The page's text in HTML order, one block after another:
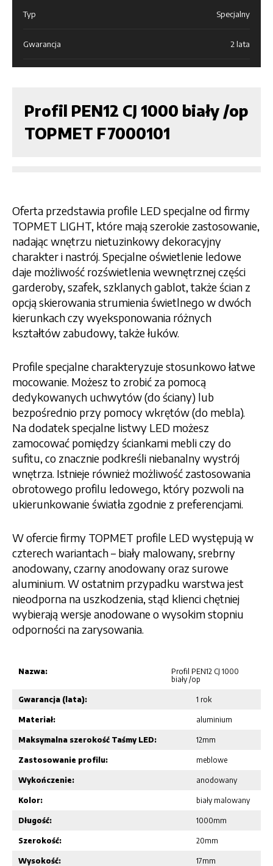
Typ Specjalny
Gwarancja 2 lata
Profil PEN12 CJ 1000 biały /op
TOPMET F7000101
Oferta przedstawia profile LED specjalne od firmy
TOPMET LIGHT, które mają szerokie zastosowanie,
nadając wnętrzu nietuzinkowy dekoracyjny
charakter i nastrój. Specjalne oświetlenie ledowe
daje możliwość rozświetlenia wewnętrznej części
garderoby, szafek, szklanych gablot, także ścian z
opcją skierowania strumienia świetlnego w dwóch
kierunkach czy wyeksponowania różnych
kształtów zabudowy, także łuków.
Profile specjalne charakteryzuje stosunkowo łatwe
mocowanie. Możesz to zrobić za pomocą
dedykowanych uchwytów (do ściany) lub
bezpośrednio przy pomocy wkrętów (do mebla).
Na dodatek specjalne listwy LED możesz
zamocować pomiędzy ściankami mebli czy do
sufitu, co znacznie podkreśli niebanalny wystrój
wnętrza. Istnieje również możliwość zastosowania
obrotowego profilu ledowego, który pozwoli na
ukierunkowanie światła zgodnie z preferencjami.
W ofercie firmy TOPMET profile LED występują w
czterech wariantach – biały malowany, srebrny
anodowany, czarny anodowany oraz surowe
aluminium. W ostatnim przypadku warstwa jest
nieodporna na uszkodzenia, stąd klienci chętniej
wybierają wersje anodowane o wysokim stopniu
odporności na zarysowania.
Nazwa:
Profil PEN12 CJ 1000
biały /op
Gwarancja (lata): 1 rok
Materiał: aluminium
Maksymalna szerokość Taśmy LED: 12mm
Zastosowanie profilu: meblowe
Wykończenie: anodowany
Kolor: biały malowany
Długość: 1000mm
Szerokość: 20mm
Wysokość: 17mm